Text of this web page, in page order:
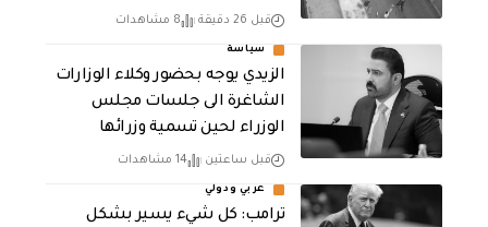
قبل 26 دقيقة 8 مشاهدات
سياسة
الزيدي يوجه بحضور وكلاء الوزارات
الشاغرة الى جلسات مجلس
الوزراء لحين تسمية وزرائها
قبل ساعتين 14 مشاهدات
عربي ودولي
ترامب: كل شيء يسير بشكل